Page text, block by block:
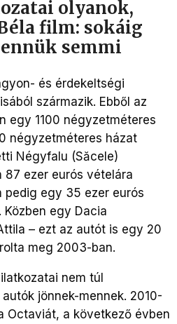
olyanok,
film: sokáig
semmi
és érdekeltségi
származik. Ebből az
egy 1100 négyzetméteres
négyzetméteres házat
Négyfalu (Săcele)
87 ezer eurós vételára
pedig egy 35 ezer eurós
egy Dacia
– ezt az autót is egy 20
meg 2003-ban.
nem túl
jönnek-mennek. 2010-
Octaviát, a következő évben